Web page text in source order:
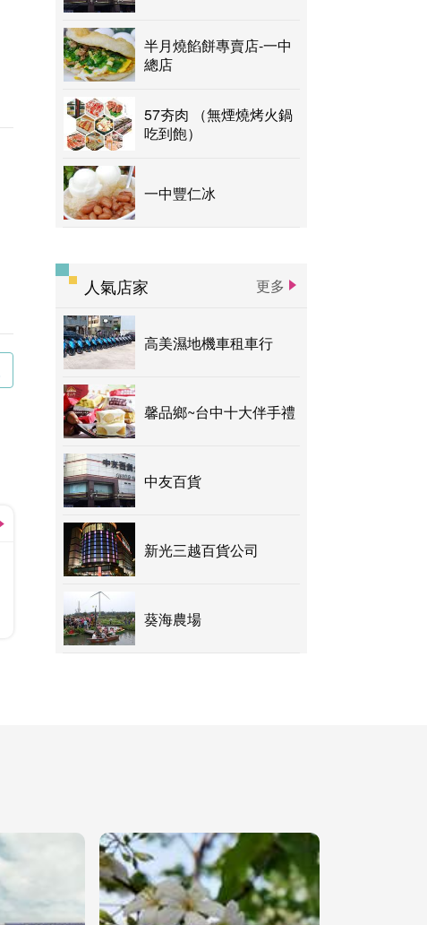
半月燒餡餅專賣店-一中
總店
57夯肉 （無煙燒烤火鍋
吃到飽）
一中豐仁冰
人氣店家 更多
高美濕地機車租車行
馨品鄉~台中十大伴手禮
中友百貨
新光三越百貨公司
葵海農場